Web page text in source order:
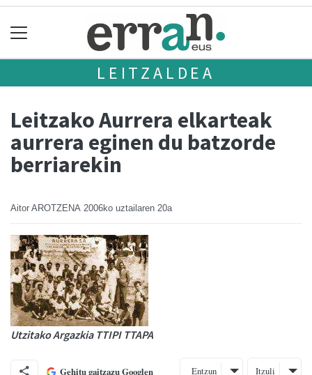
LEITZALDEA
Leitzako Aurrera elkarteak
aurrera eginen du batzorde
berriarekin
Aitor AROTZENA 2006ko uztailaren 20a
Utzitako Argazkia TTIPI TTAPA
Gehitu gaitzazu Googlen Entzun Itzuli